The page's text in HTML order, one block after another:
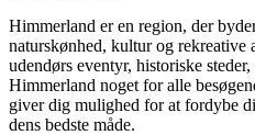
Himmerland er en region, der
naturskønhed, kultur og rekreative
udendørs eventyr, historiske
Himmerland noget for alle
giver dig mulighed for at fordybe
dens bedste måde.